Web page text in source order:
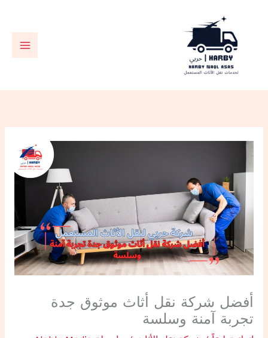
أفضل شركة نقل أثاث موثوق جدة
تجربة آمنة وسلسة